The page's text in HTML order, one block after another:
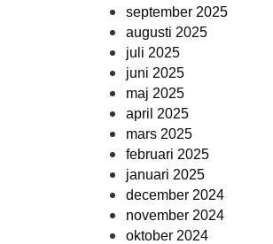
september 2025
augusti 2025
juli 2025
juni 2025
maj 2025
april 2025
mars 2025
februari 2025
januari 2025
december 2024
november 2024
oktober 2024